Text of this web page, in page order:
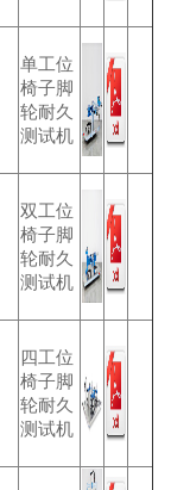
单工位
椅子脚
轮耐久
测试机
双工位
椅子脚
轮耐久
测试机
四工位
椅子脚
轮耐久
测试机